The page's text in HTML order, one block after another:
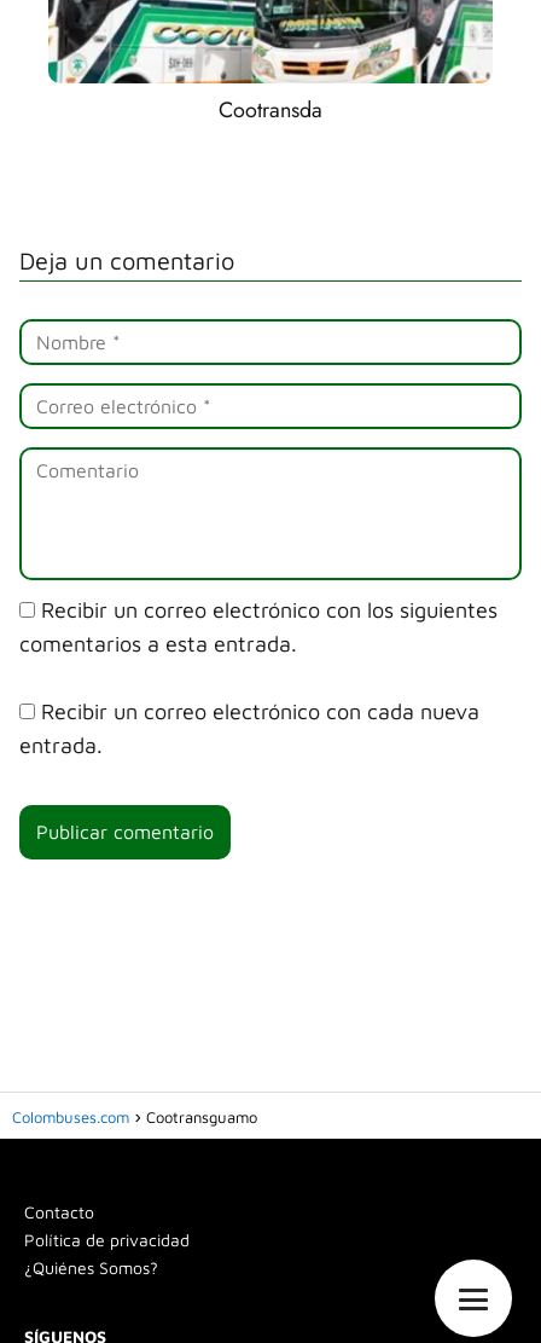
Cootransda
Deja un comentario
Recibir un correo electrónico con los siguientes
comentarios a esta entrada.
Recibir un correo electrónico con cada nueva
entrada.
Colombuses.com Cootransguamo
Contacto
Política de privacidad
¿Quiénes Somos?
SÍGUENOS